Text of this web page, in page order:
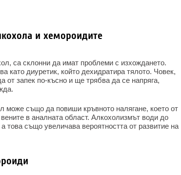
и хемороидите
са склонни да имат проблеми с изхождането.
като диуретик, който дехидратира тялото. Човек,
от запек по-късно и ще трябва да се напряга,
може също да повиши кръвното налягане, което от
в аналната област. Алкохолизмът води до
това също увеличава вероятността от развитие на